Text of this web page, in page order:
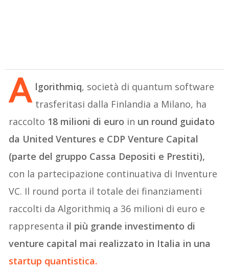
A lgorithmiq, società di quantum software
trasferitasi dalla Finlandia a Milano, ha
raccolto 18 milioni di euro in un round guidato
da United Ventures e CDP Venture Capital
(parte del gruppo Cassa Depositi e Prestiti),
con la partecipazione continuativa di Inventure
VC. Il round porta il totale dei finanziamenti
raccolti da Algorithmiq a 36 milioni di euro e
rappresenta il più grande investimento di
venture capital mai realizzato in Italia in una
startup quantistica.